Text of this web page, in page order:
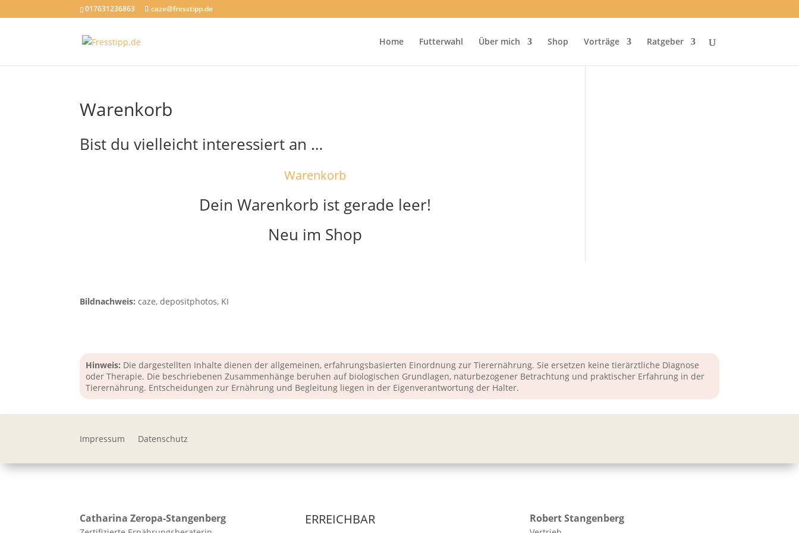
017631236863 caze@fresstipp.de
Home Futterwahl Über mich Shop Vorträge Ratgeber
Warenkorb
Bist du vielleicht interessiert an …
Warenkorb
Dein Warenkorb ist gerade leer!
Neu im Shop
Bildnachweis: caze, depositphotos, KI
Hinweis: Die dargestellten Inhalte dienen der allgemeinen, erfahrungsbasierten Einordnung zur Tierernährung. Sie ersetzen keine tierärztliche Diagnose
oder Therapie. Die beschriebenen Zusammenhänge beruhen auf biologischen Grundlagen, naturbezogener Betrachtung und praktischer Erfahrung in der
Tierernährung. Entscheidungen zur Ernährung und Begleitung liegen in der Eigenverantwortung der Halter.
Impressum Datenschutz
Catharina Zeropa-Stangenberg ERREICHBAR RobertStangenberg